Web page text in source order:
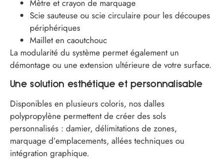
Mètre et crayon de marquage
Scie sauteuse ou scie circulaire pour les découpes
périphériques
Maillet en caoutchouc
La modularité du système permet également un
démontage ou une extension ultérieure de votre surface.
Une solution esthétique et personnalisable
Disponibles en plusieurs coloris, nos dalles
polypropylène permettent de créer des sols
personnalisés : damier, délimitations de zones,
marquage d’emplacements, allées techniques ou
intégration graphique.